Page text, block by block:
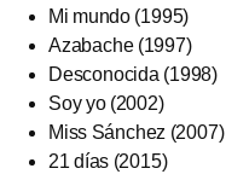
Mi mundo (1995)
Azabache (1997)
Desconocida (1998)
Soy yo (2002)
Miss Sánchez (2007)
21 días (2015)